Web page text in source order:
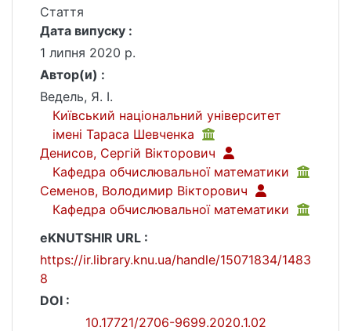
Стаття
Дата випуску :
1 липня 2020 р.
Автор(и) :
Ведель, Я. І.
Київський національний університет
імені Тараса Шевченка
Денисов, Сергій Вікторович
Кафедра обчислювальної математики
Семенов, Володимир Вікторович
Кафедра обчислювальної математики
eKNUTSHIR URL :
https://ir.library.knu.ua/handle/15071834/1483
8
DOI :
10.17721/2706-9699.2020.1.02